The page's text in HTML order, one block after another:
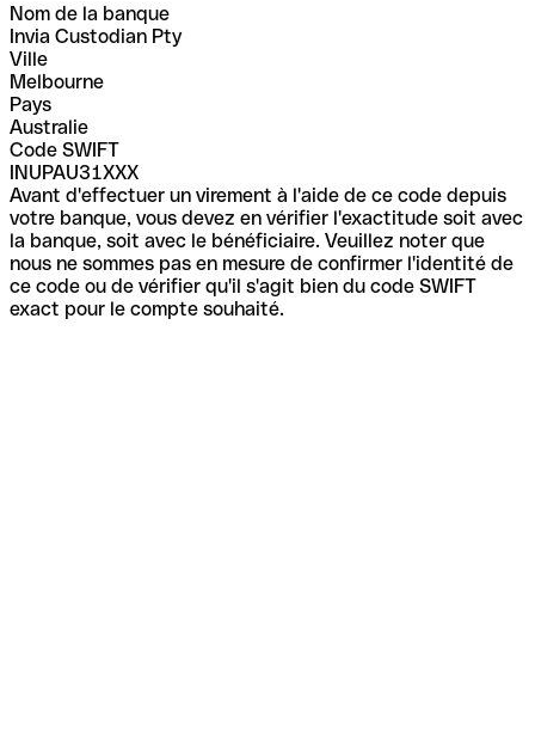
Nom de la banque
Invia Custodian Pty
Ville
Melbourne
Pays
Australie
Code SWIFT
INUPAU31XXX
Avant d'effectuer un virement à l'aide de ce code depuis
votre banque, vous devez en vérifier l'exactitude soit avec
la banque, soit avec le bénéficiaire. Veuillez noter que
nous ne sommes pas en mesure de confirmer l'identité de
ce code ou de vérifier qu'il s'agit bien du code SWIFT
exact pour le compte souhaité.